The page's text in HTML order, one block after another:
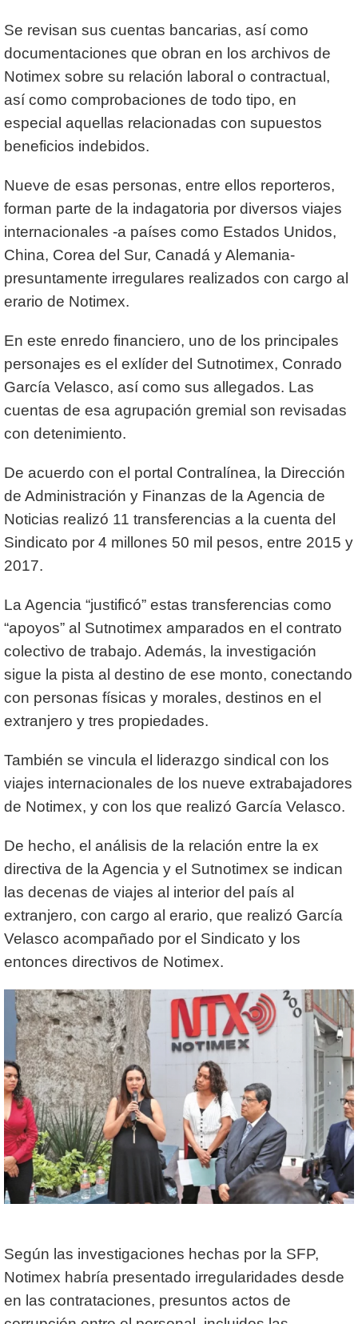
Se revisan sus cuentas bancarias, así como
documentaciones que obran en los archivos de
Notimex sobre su relación laboral o contractual,
así como comprobaciones de todo tipo, en
especial aquellas relacionadas con supuestos
beneficios indebidos.
Nueve de esas personas, entre ellos reporteros,
forman parte de la indagatoria por diversos viajes
internacionales -a países como Estados Unidos,
China, Corea del Sur, Canadá y Alemania-
presuntamente irregulares realizados con cargo al
erario de Notimex.
En este enredo financiero, uno de los principales
personajes es el exlíder del Sutnotimex, Conrado
García Velasco, así como sus allegados. Las
cuentas de esa agrupación gremial son revisadas
con detenimiento.
De acuerdo con el portal Contralínea, la Dirección
de Administración y Finanzas de la Agencia de
Noticias realizó 11 transferencias a la cuenta del
Sindicato por 4 millones 50 mil pesos, entre 2015 y
2017.
La Agencia “justificó” estas transferencias como
“apoyos” al Sutnotimex amparados en el contrato
colectivo de trabajo. Además, la investigación
sigue la pista al destino de ese monto, conectando
con personas físicas y morales, destinos en el
extranjero y tres propiedades.
También se vincula el liderazgo sindical con los
viajes internacionales de los nueve extrabajadores
de Notimex, y con los que realizó García Velasco.
De hecho, el análisis de la relación entre la ex
directiva de la Agencia y el Sutnotimex se indican
las decenas de viajes al interior del país al
extranjero, con cargo al erario, que realizó García
Velasco acompañado por el Sindicato y los
entonces directivos de Notimex.
Según las investigaciones hechas por la SFP,
Notimex habría presentado irregularidades desde
en las contrataciones, presuntos actos de